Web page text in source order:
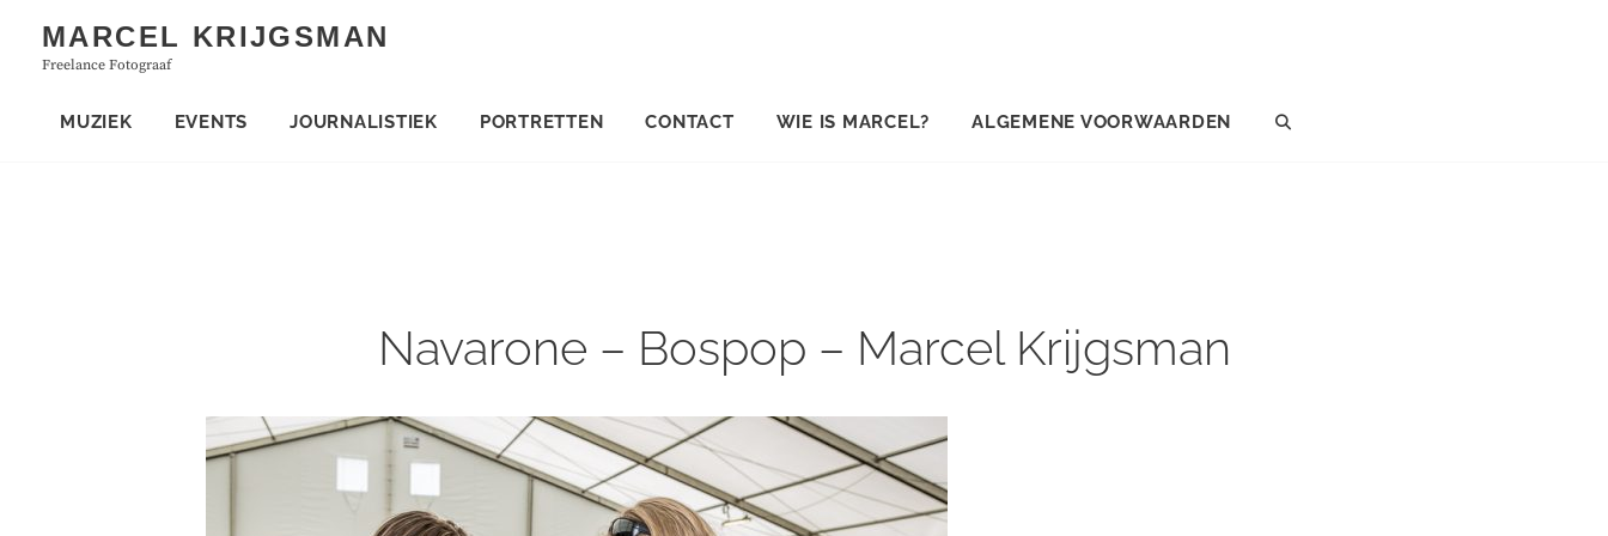
content
MARCEL KRIJGSMAN
Freelance Fotograaf
MUZIEK EVENTS JOURNALISTIEK PORTRETTEN CONTACT WIE IS MARCEL? ALGEMENE VOORWAARDEN
Navarone – Bospop – Marcel Krijgsman